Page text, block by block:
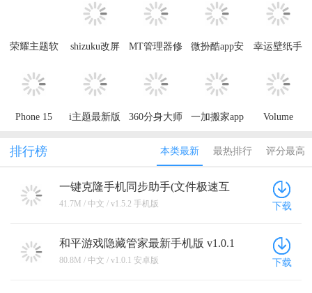
荣耀主题软
战独家定制
主题】
shizuku改屏
载
MT管理器修
解锁中文版
微扮酷app安
2024下载
幸运壁纸手
2023最新版
app
Phone 15
题下载
i主题最新版
360分身大师
(更名为微分
身大师)
一加搬家app
机搬家)
Volume
汉化最新版
排行榜 本类最新 最热排行 评分最高
一键克隆手机同步助手(文件极速互
传) v1.5.2 手机版
41.7M / 中文 / v1.5.2 手机版 下载
和平游戏隐藏管家最新手机版 v1.0.1
安卓版
80.8M / 中文 / v1.0.1 安卓版 下载